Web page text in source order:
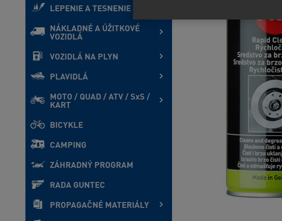
LEPENIE A TESNENIE
NÁKLADNÉ A ÚŽITKOVÉ
VOZIDLÁ
VOZIDLÁ NA PLYN
PLAVIDLÁ
MOTO / QUAD / ATV / SxS /
KART
BICYKLE
CAMPING
ZÁHRADNÝ PROGRAM
RADA GUNTEC
PROPAGAČNÉ MATERIÁLY